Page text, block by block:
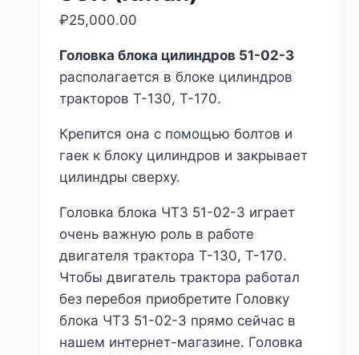
₽25,000.00
Головка блока цилиндров 51-02-3
располагается в блоке цилиндров
тракторов Т-130, Т-170.
Крепится она с помощью болтов и
гаек к блоку цилиндров и закрывает
цилиндры сверху.
Головка блока ЧТЗ 51-02-3 играет
очень важную роль в работе
двигателя трактора Т-130, Т-170.
Чтобы двигатель трактора работал
без перебоя приобретите Головку
блока ЧТЗ 51-02-3 прямо сейчас в
нашем интернет-магазине. Головка